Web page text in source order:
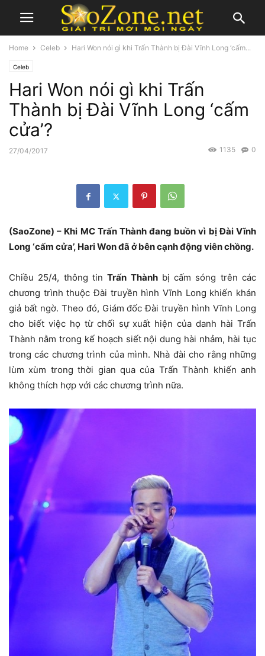
Home Celeb Hari Won nói gì khi Trấn Thành bị Đài Vĩnh Long ‘cấm...
Celeb
Hari Won nói gì khi Trấn
Thành bị Đài Vĩnh Long ‘cấm
cửa’?
27/04/2017 0
1135
(SaoZone) – Khi MC Trấn Thành đang buồn vì bị Đài Vĩnh
Long ‘cấm cửa’, Hari Won đã ở bên cạnh động viên chồng.
Chiều 25/4, thông tinTrấn Thànhbị cấm sóng trên các
chương trình thuộc Đài truyền hình Vĩnh Long khiến khán
giả bất ngờ. Theo đó, Giám đốc Đài truyền hình Vĩnh Long
cho biết việc họ từ chối sự xuất hiện của danh hài Trấn
Thành nằm trong kế hoạch siết nội dung hài nhảm, hài tục
trong các chương trình của mình. Nhà đài cho rằng những
lùm xùm trong thời gian qua của Trấn Thành khiến anh
không thích hợp với các chương trình nữa.